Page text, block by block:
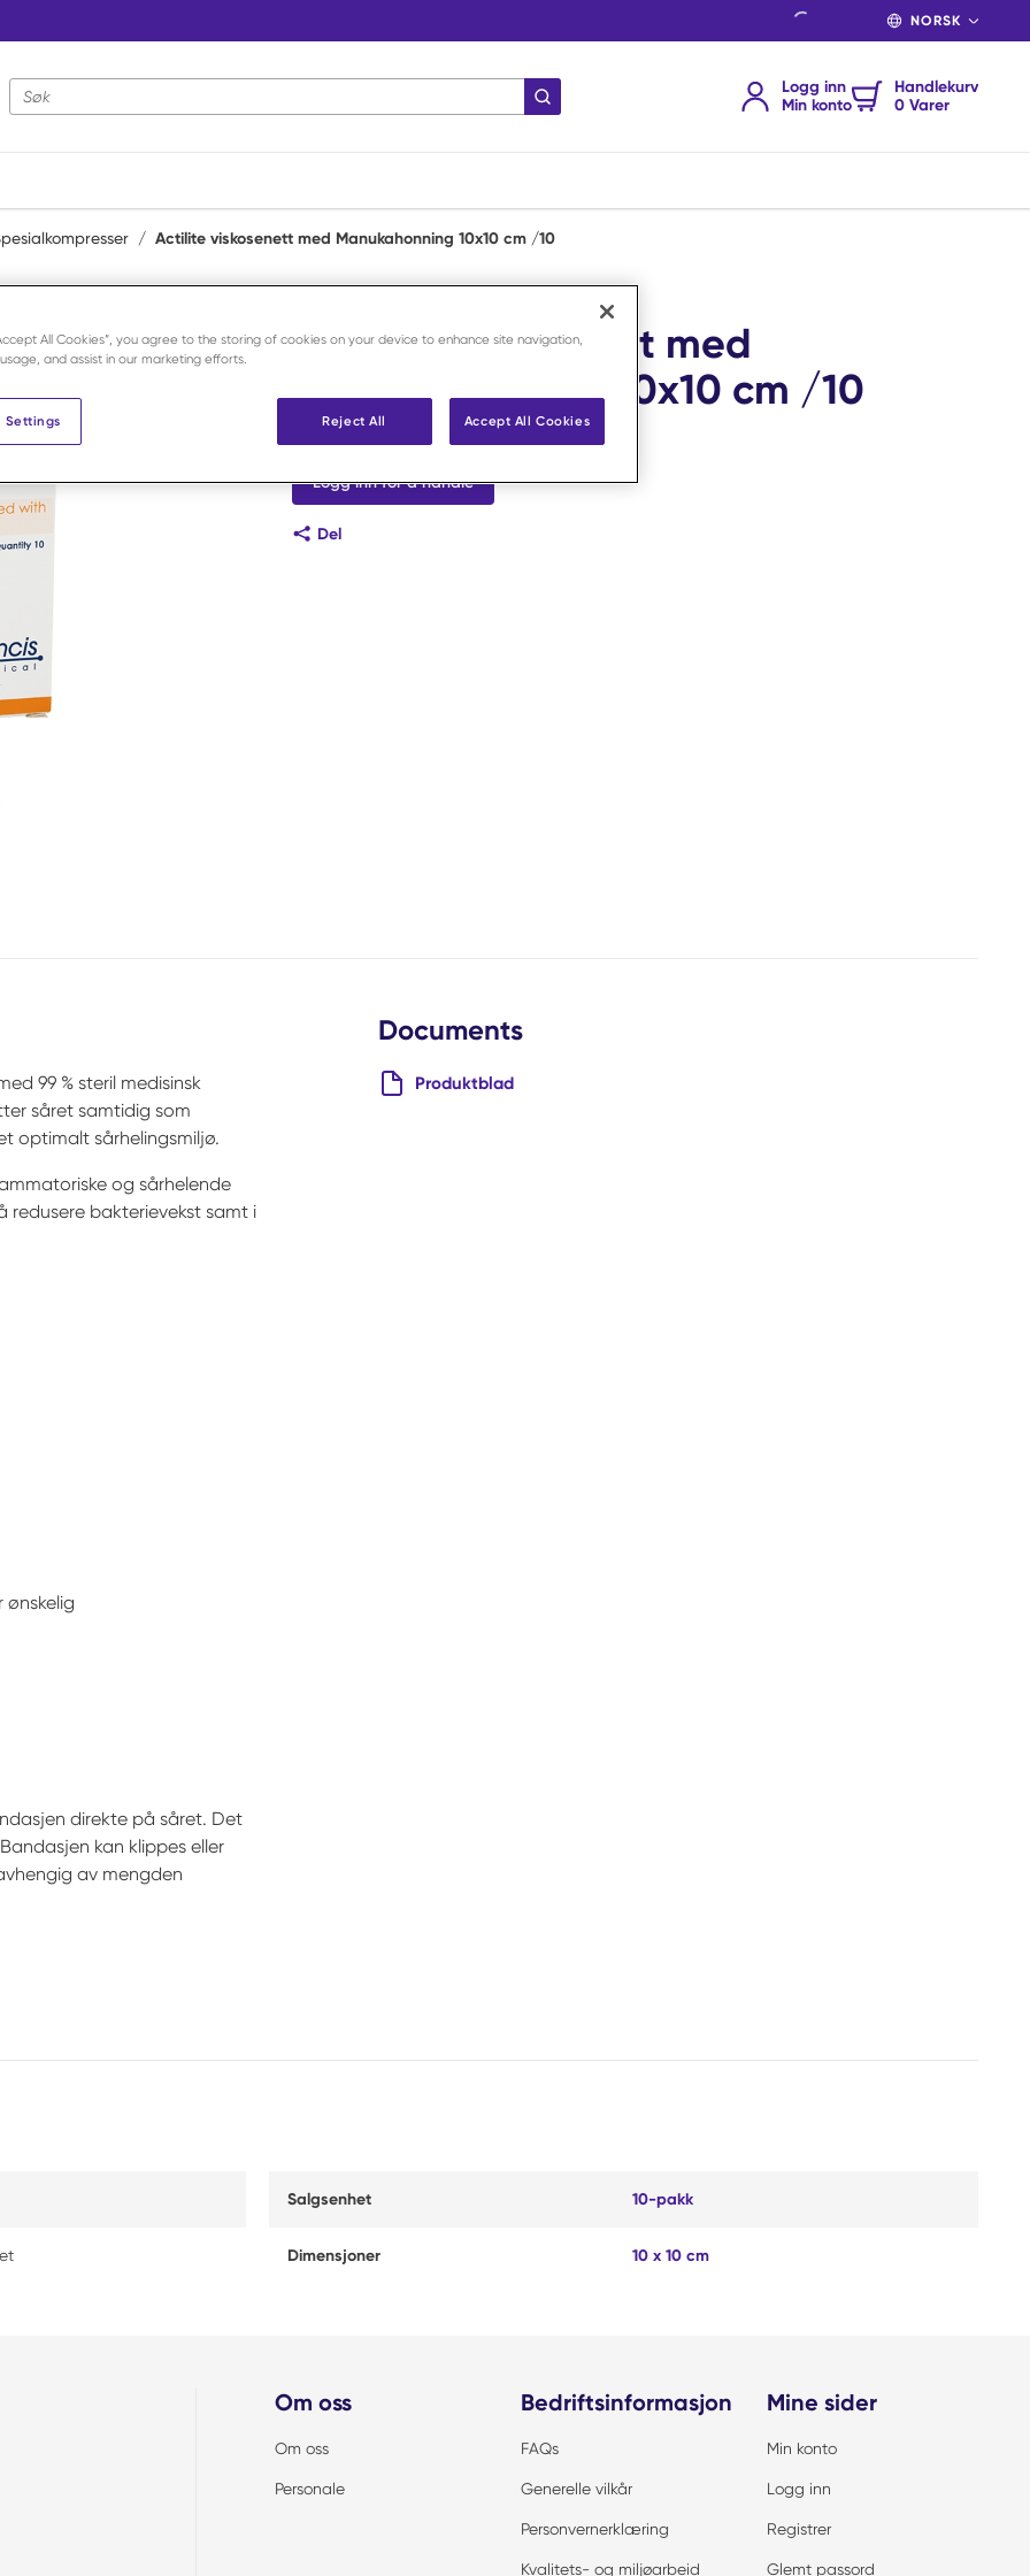
SPRÅK
Nettstedsøk
send søk
Logg inn
Min konto
Handlekurv
0 Varer
/ Actilite viskosenett med Manukahonning 10x10 cm /10
Actilite viskosenett med
Manukahonning 10x10 cm /10
Logg inn for å handle
Del
99 % steril medisinsk
såret samtidig som
optimalt sårhelingsmiljø.
og sårhelende
redusere bakterievekst samt i
direkte på såret. Det
kan klippes eller
av mengden
Documents
Produktblad
Salgsenhet 10-pakk
Dimensjoner 10 x 10 cm
Om oss
Om oss
Personale
Bedriftsinformasjon
FAQs
Generelle vilkår
Personvernerklæring
Kvalitets- og miljøarbeid
Mine sider
Min konto
Logg inn
Registrer
Glemt passord
All Cookies”, you agree to the storing of cookies on your device to enhance site navigation,
and assist in our marketing efforts.
Reject All Accept All Cookies
Settings